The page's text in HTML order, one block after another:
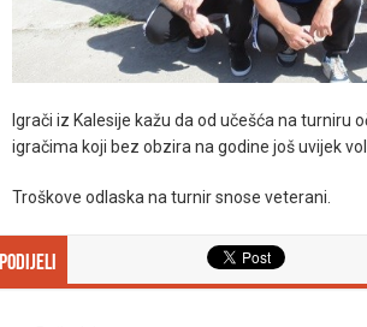
Igrači iz Kalesije kažu da od učešća na turniru
igračima koji bez obzira na godine još uvijek
Troškove odlaska na turnir snose veterani.
Podijeli